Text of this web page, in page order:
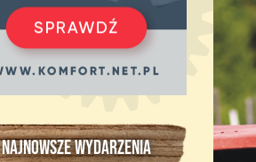
NAJNOWSZE WYDARZENIA